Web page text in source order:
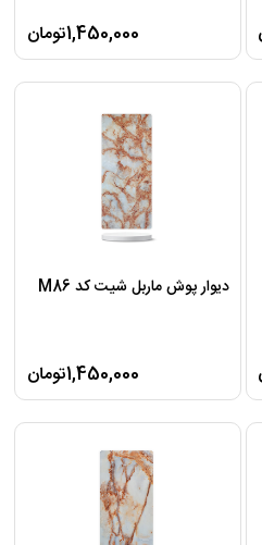
1,450,000تومان
دیوار پوش ماربل شیت کد M86
1,450,000تومان